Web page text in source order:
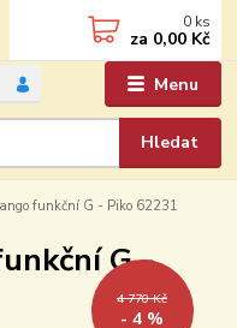
Menu
Hledat
0 ks
za 0,00 Kč
funkční G - Piko 62231
G -
4 770 Kč
- 4 %